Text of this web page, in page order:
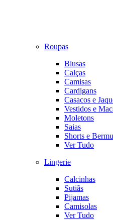
Roupas
Blusas
Calças
Camisas
Cardigans
Casacos e
Vestidos e
Moletons
Saias
Shorts e
Ver Tudo
Lingerie
Calcinhas
Sutiãs
Pijamas
Camisolas
Ver Tudo